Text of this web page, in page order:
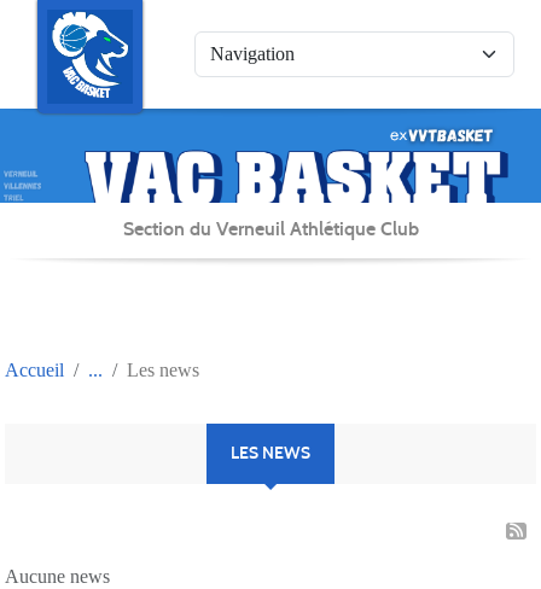
Section du Verneuil Athlétique Club
Accueil Les news
LES NEWS
Aucune news
Panneau de gestion des cookies